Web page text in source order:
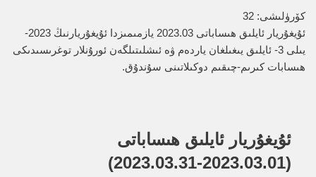
كۆرۈلىشى: 32
ئۇيغۇريار ئايلىق ھىساباتى 2023.03 يازمىمىزدا ئۇيغۇريارنىڭ 2023-
يىلى 3- ئايلىق يىغىلغان ياردەم ۋە ئىشلىتىلگەن ئورۇنلار توغرىسىدىكى
ھىسابات كىرىم-چىقىم دوكىلاتىنى سۇندۇق.
ئۇيغۇريار ئايلىق ھىساباتى
(2023.03.01-2023.03.31)